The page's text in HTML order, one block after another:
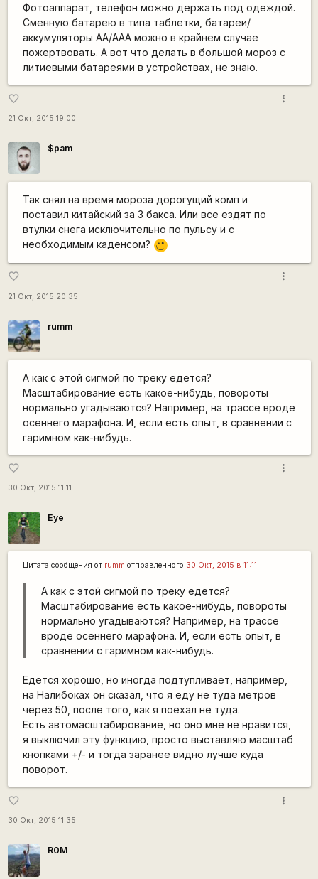
Фотоаппарат, телефон можно держать под одеждой.
Сменную батарею в типа таблетки, батареи/
аккумуляторы АА/ААА можно в крайнем случае
пожертвовать. А вот что делать в большой мороз с
литиевыми батареями в устройствах, не знаю.
favorite_border
21 Окт, 2015 19:00
more_vert
$pam
Так снял на время мороза дорогущий комп и
поставил китайский за 3 бакса. Или все ездят по
втулки снега исключительно по пульсу и с
необходимым каденсом?
;)
favorite_border
21 Окт, 2015 20:35
more_vert
rumm
А как с этой сигмой по треку едется?
Масштабирование есть какое-нибудь, повороты
нормально угадываются? Например, на трассе вроде
осеннего марафона. И, если есть опыт, в сравнении с
гаримном как-нибудь.
favorite_border
30 Окт, 2015 11:11
more_vert
Eye
Цитата сообщения от rumm отправленного 30 Окт, 2015 в 11:11
А как с этой сигмой по треку едется?
Масштабирование есть какое-нибудь, повороты
нормально угадываются? Например, на трассе
вроде осеннего марафона. И, если есть опыт, в
сравнении с гаримном как-нибудь.
Едется хорошо, но иногда подтупливает, например,
на Налибоках он сказал, что я еду не туда метров
через 50, после того, как я поехал не туда.
Есть автомасштабирование, но оно мне не нравится,
я выключил эту функцию, просто выставляю масштаб
кнопками +/- и тогда заранее видно лучше куда
поворот.
favorite_border
30 Окт, 2015 11:35
more_vert
R0M